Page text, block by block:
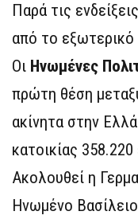
Παρά τις
από το εξωτερικό
Οι Ηνωμένες
πρώτη θέση
ακίνητα στην
κατοικίας
Ακολουθεί η
Ηνωμένο